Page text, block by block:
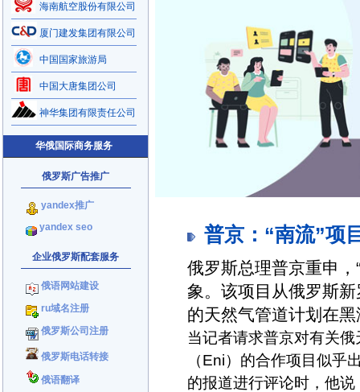
海南航空股份有限公司
厦门建发集团有限公司
中国国家旅游局
中国大唐集团公司
神华集团有限责任公司
华俄国际商务服务
俄罗斯广告推广
yandex推广
yandex seo
企业俄罗斯配套服务
俄语网站建设
ru域名注册
俄罗斯公司注册
俄罗斯电话转接
俄语翻译
普京：“南流”项
俄罗斯总理普京重申
象。该项目从俄罗斯
的天然气管道计划在
当记者请求普京对有关
（Eni）的合作项目似乎
的报道进行评论时，他说